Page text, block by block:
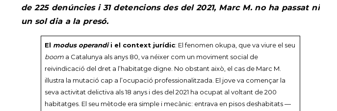
de 225 denúncies i 31 detencions des del 2021, Marc M. no ha passat ni
un sol dia a la presó.
El modus operandii el context jurídic: El fenomen okupa, que va viure el seu
booma Catalunya als anys 80, va néixer com un moviment social de
reivindicació del dret a l’habitatge digne. No obstant això, el cas de Marc M.
il·lustra la mutació cap a l’ocupació professionalitzada. El jove va començar la
seva activitat delictiva als 18 anys i des del 2021 ha ocupat al voltant de 200
habitatges. El seu mètode era simple i mecànic: entrava en pisos deshabitats —